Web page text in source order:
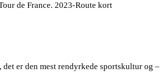
de France. 2023-Route kort
er den mest rendyrkede sportskultur og –